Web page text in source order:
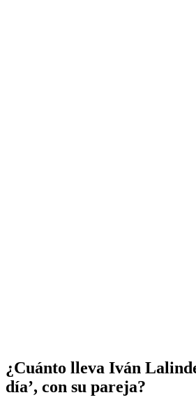
¿Cuánto lleva Iván
día’, con su pareja?